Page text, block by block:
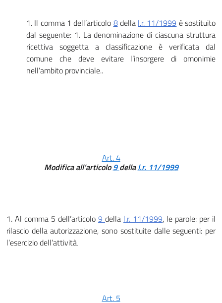
1. Il comma 1 dell’articolo 8della l.r. 11/1999 è sostituito
dal seguente: 1. La denominazione di ciascuna struttura
ricettiva soggetta a classificazione è verificata dal
comune che deve evitare l’insorgere di omonimie
nell’ambito provinciale..
Art. 4
Modifica all’articolo9dellal.r. 11/1999
1. Al comma 5 dell’articolo 9 della l.r. 11/1999, le parole: per il
rilascio della autorizzazione, sono sostituite dalle seguenti: per
l’esercizio dell’attività
Art. 5